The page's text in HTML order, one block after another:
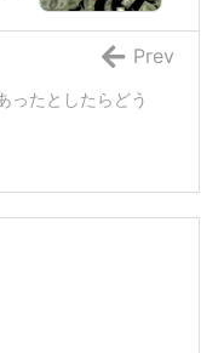
ったとしたらどう
Prev